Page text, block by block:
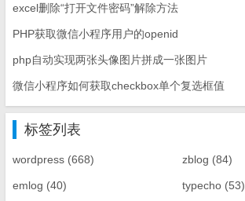
excel删除“打开文件密码”解除方法
PHP获取微信小程序用户的openid
php自动实现两张头像图片拼成一张图片
微信小程序如何获取checkbox单个复选框值
标签列表
wordpress (668) zblog (84)
emlog (40) typecho (53)